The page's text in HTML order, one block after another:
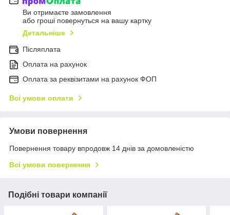
Ви отримаєте замовлення
або гроші повернуться на вашу картку
Детальніше
Післяплата
Оплата на рахунок
Оплата за реквізитами на рахунок ФОП
Всі умови оплати
Умови повернення
Повернення товару впродовж 14 днів за домовленістю
Всі умови повернення
Подібні товари компанії